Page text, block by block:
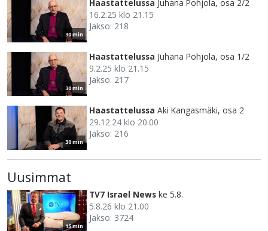
30 min
Haastattelussa Juhana Pohjola, osa 2/2
16.2.25 klo 21.15
Jakso: 218
30 min
Haastattelussa Juhana Pohjola, osa 1/2
9.2.25 klo 21.15
Jakso: 217
30 min
Haastattelussa Aki Kangasmäki, osa 2
29.12.24 klo 20.00
Jakso: 216
Uusimmat
15 min
TV7 Israel News ke 5.8.
5.8.26 klo 21.00
Jakso: 3724